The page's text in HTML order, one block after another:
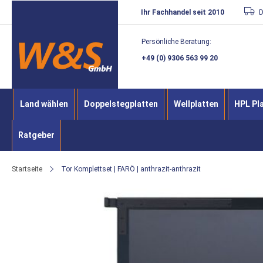
Direkt
zum
Inhalt
Ihr Fachhandel seit 2010
Persönliche Beratung:
+49 (0) 9306 563 99 20
Land wählen Doppelstegplatten Wellplatten HPL
Ratgeber
Startseite Tor Komplettset | FARÖ | anthrazit-anthrazit